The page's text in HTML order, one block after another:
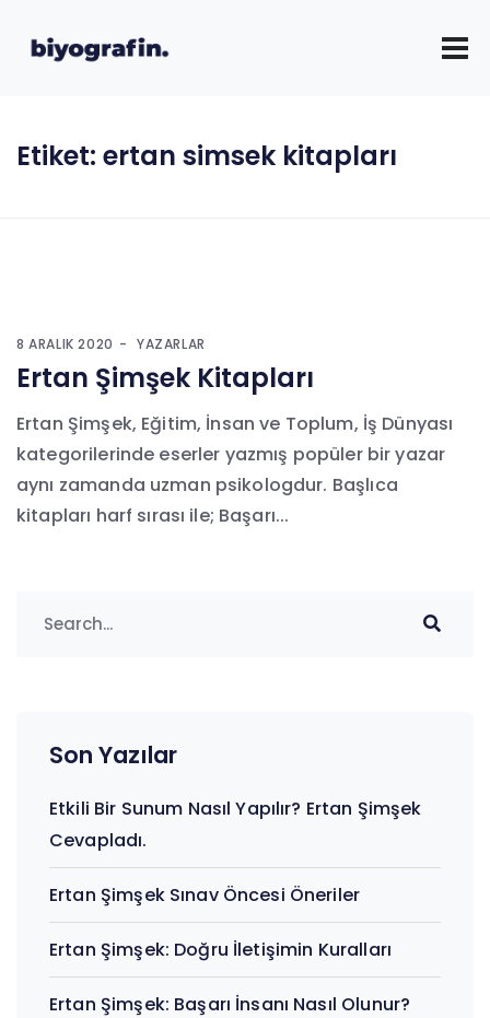
Etiket: ertan simsek kitapları
8 ARALIK 2020 YAZARLAR
Ertan Şimşek Kitapları
Ertan Şimşek, Eğitim, İnsan ve Toplum, İş Dünyası
kategorilerinde eserler yazmış popüler bir yazar
aynı zamanda uzman psikologdur. Başlıca
kitapları harf sırası ile; Başarı...
Son Yazılar
Etkili Bir Sunum Nasıl Yapılır? Ertan Şimşek
Cevapladı.
Ertan Şimşek Sınav Öncesi Öneriler
Ertan Şimşek: Doğru İletişimin Kuralları
Ertan Şimşek: Başarı İnsanı Nasıl Olunur?